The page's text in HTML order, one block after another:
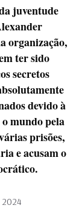
juventude
organização,
ter sido
secretos
devido à
mundo pela
prisões,
e acusam o
2024